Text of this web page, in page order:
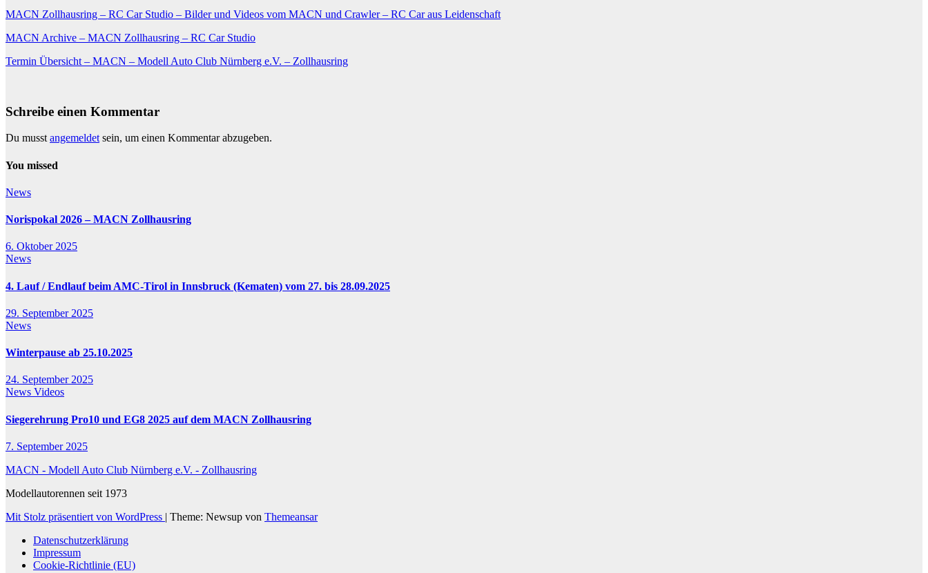
MACN Zollhausring – RC Car Studio – Bilder und Videos vom MACN und Crawler – RC Car aus Leidenschaft
MACN Archive – MACN Zollhausring – RC Car Studio
Termin Übersicht – MACN – Modell Auto Club Nürnberg e.V. – Zollhausring
Schreibe einen Kommentar
Du musst angemeldet sein, um einen Kommentar abzugeben.
You missed
News
Norispokal 2026 – MACN Zollhausring
6. Oktober 2025
News
4. Lauf / Endlauf beim AMC-Tirol in Innsbruck (Kematen) vom 27. bis 28.09.2025
29. September 2025
News
Winterpause ab 25.10.2025
24. September 2025
News Videos
Siegerehrung Pro10 und EG8 2025 auf dem MACN Zollhausring
7. September 2025
MACN - Modell Auto Club Nürnberg e.V. - Zollhausring
Modellautorennen seit 1973
Mit Stolz präsentiert von WordPress | Theme: Newsup von Themeansar
Datenschutzerklärung
Impressum
Cookie-Richtlinie (EU)